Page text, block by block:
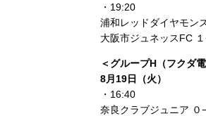
・19:20
浦和レッドダイヤモン
大阪市ジュネッスFC
＜グループH（フクダ
8月19日（火）
・16:40
奈良クラブジュニア ０